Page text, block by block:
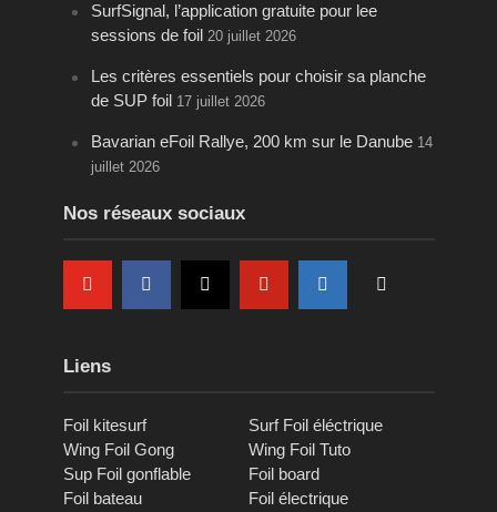
SurfSignal, l’application gratuite pour lee
sessions de foil 20 juillet 2026
Les critères essentiels pour choisir sa planche
de SUP foil 17 juillet 2026
Bavarian eFoil Rallye, 200 km sur le Danube 14
juillet 2026
Nos réseaux sociaux
Liens
Foil kitesurf
Surf Foil éléctrique
Wing Foil Gong
Wing Foil Tuto
Sup Foil gonflable
Foil board
Foil bateau
Foil électrique